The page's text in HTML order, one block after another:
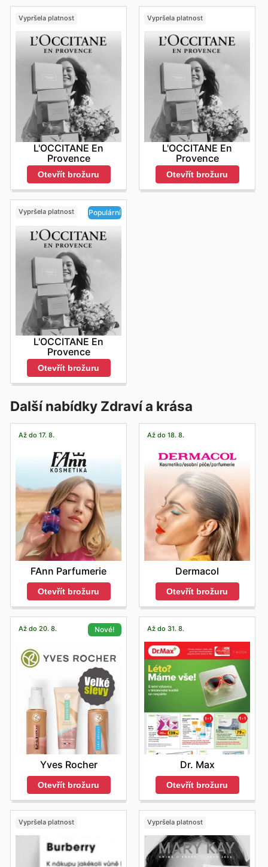
Vypršela platnost
L'OCCITANE En
Provence
Otevřít brožuru
Vypršela platnost
L'OCCITANE En
Provence
Otevřít brožuru
Vypršela platnost Populární
L'OCCITANE En
Provence
Otevřít brožuru
Další nabídky Zdraví a krása
Až do 17. 8.
FAnn Parfumerie
Otevřít brožuru
Až do 18. 8.
Dermacol
Otevřít brožuru
Až do 20. 8. Nové!
Yves Rocher
Otevřít brožuru
Až do 31. 8.
Dr. Max
Otevřít brožuru
Vypršela platnost Vypršela platnost